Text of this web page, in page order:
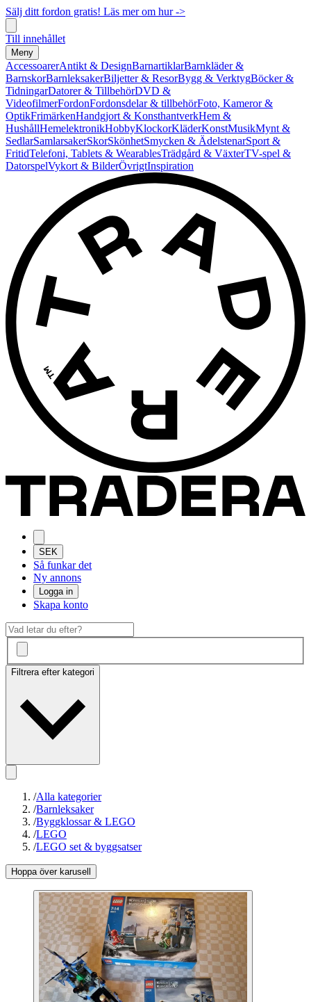
Sälj ditt fordon gratis! Läs mer om hur ->
Till innehållet
Meny
AccessoarerAntikt & DesignBarnartiklarBarnkläder &
BarnskorBarnleksakerBiljetter & ResorBygg & VerktygBöcker &
TidningarDatorer & TillbehörDVD &
VideofilmerFordonFordonsdelar & tillbehörFoto, Kameror &
OptikFrimärkenHandgjort & KonsthantverkHem &
HushållHemelektronikHobbyKlockorKläderKonstMusikMynt &
SedlarSamlarsakerSkorSkönhetSmycken & ÄdelstenarSport &
FritidTelefoni, Tablets & WearablesTrädgård & VäxterTV-spel &
DatorspelVykort & BilderÖvrigtInspiration
SEK
Så funkar det
Ny annons
Logga in
Skapa konto
Filtrera efter kategori
/Alla kategorier
/Barnleksaker
/Byggklossar & LEGO
/LEGO
/LEGO set & byggsatser
Hoppa över karusell